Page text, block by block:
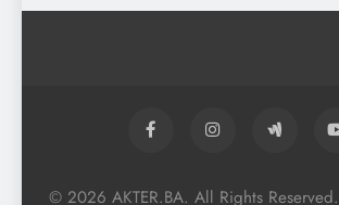
© 2026 AKTER.BA. All Rights